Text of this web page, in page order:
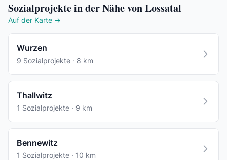
Sozialprojekte in der Nähe von Lossatal
Auf der Karte →
Wurzen
9 Sozialprojekte · 8 km
Thallwitz
1 Sozialprojekte · 9 km
Bennewitz
1 Sozialprojekte · 10 km